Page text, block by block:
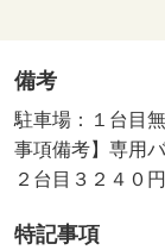
備考
駐車場：１台目
事項備考】専用
２台目３２４０
特記事項